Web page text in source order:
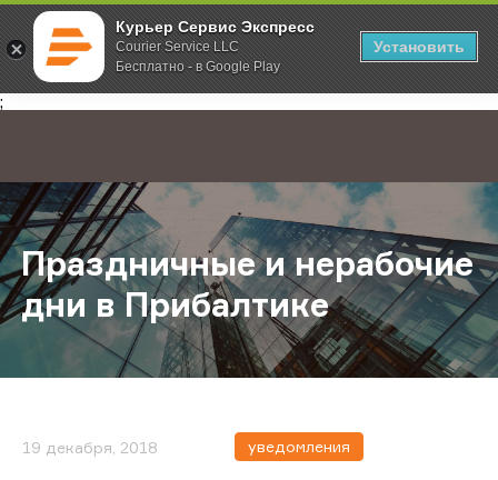
Курьер Сервис Экспресс
Courier Service LLC
Бесплатно - в Google Play
Установить
;
Главная О компании Новости Праздничные и нерабочие дни в
Праздничные и нерабочие
дни в Прибалтике
19 декабря, 2018 уведомления